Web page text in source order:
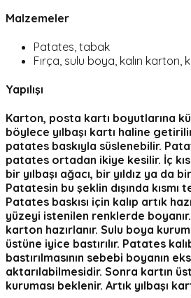
Malzemeler
Patates, tabak
Fırça, sulu boya, kalın karton,
Yapılışı
Karton, posta kartı boyutlarına
böylece yılbaşı kartı haline
patates baskıyla süslenebilir.
patates ortadan ikiye kesilir. İç
bir yılbaşı ağacı, bir yıldız ya da
Patatesin bu şeklin dışında kısmı
Patates baskısı için kalıp artık
yüzeyi istenilen renklerde boyanır.
karton hazırlanır. Sulu boya
üstüne iyice bastırılır. Patates
bastırılmasının sebebi boyanın
aktarılabilmesidir. Sonra kartın
kuruması beklenir. Artık yılbaşı